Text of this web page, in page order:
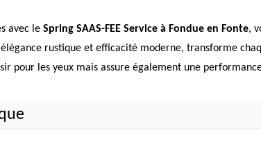
avec le Spring SAAS-FEE Service à Fondue en Fonte,
rustique et efficacité moderne, transforme
pour les yeux mais assure également une